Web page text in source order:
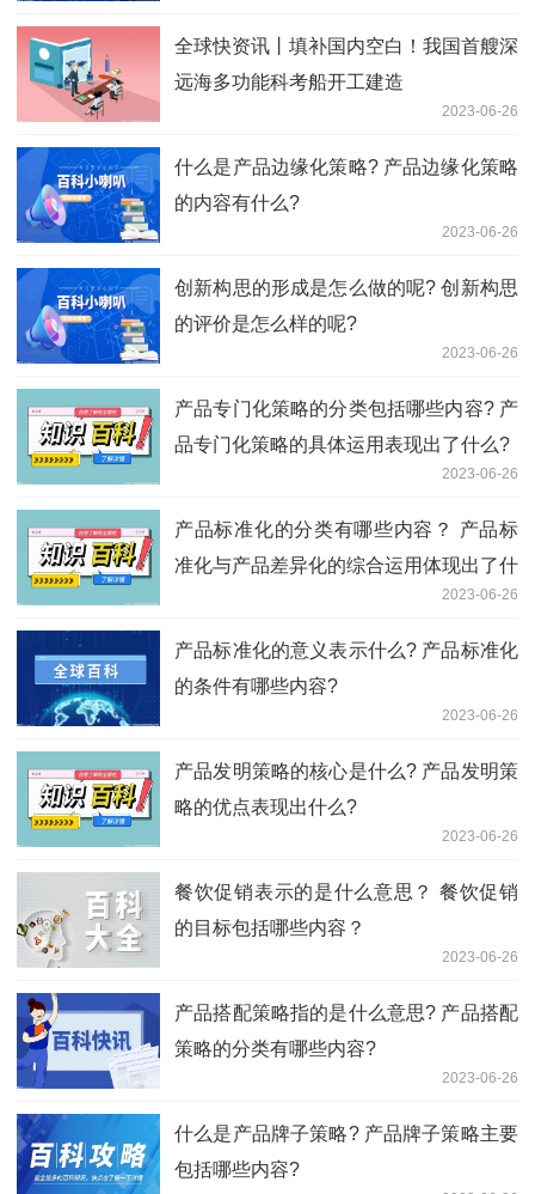
全球快资讯丨填补国内空白！我国首艘深
远海多功能科考船开工建造
2023-06-26
什么是产品边缘化策略? 产品边缘化策略
的内容有什么?
2023-06-26
创新构思的形成是怎么做的呢? 创新构思
的评价是怎么样的呢?
2023-06-26
产品专门化策略的分类包括哪些内容? 产
品专门化策略的具体运用表现出了什么?
2023-06-26
产品标准化的分类有哪些内容？ 产品标
准化与产品差异化的综合运用体现出了什
2023-06-26
产品标准化的意义表示什么? 产品标准化
的条件有哪些内容?
2023-06-26
产品发明策略的核心是什么? 产品发明策
略的优点表现出什么?
2023-06-26
餐饮促销表示的是什么意思？ 餐饮促销
的目标包括哪些内容？
2023-06-26
产品搭配策略指的是什么意思? 产品搭配
策略的分类有哪些内容?
2023-06-26
什么是产品牌子策略? 产品牌子策略主要
包括哪些内容?